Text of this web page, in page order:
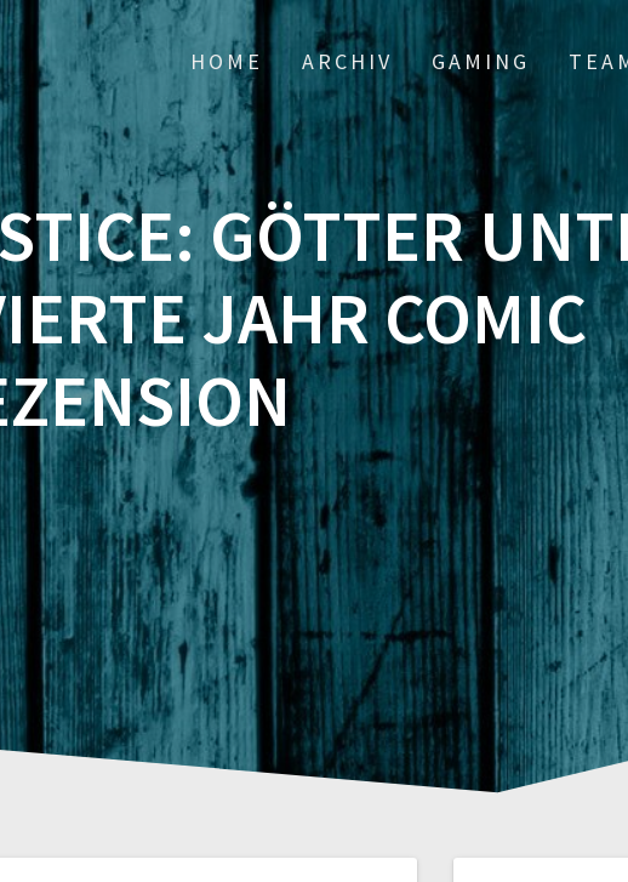
HOME ARCHIV GAMING
GÖTTER
JAHR COMIC